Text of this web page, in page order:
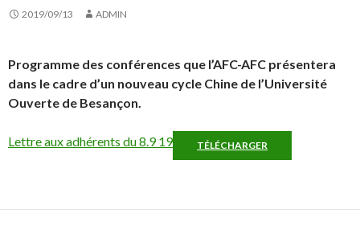
2019/09/13 ADMIN
Programme des conférences que l’AFC-AFC présentera
dans le cadre d’un nouveau cycle Chine de l’Université
Ouverte de Besançon.
Lettre aux adhérents du 8.9 19 TÉLÉCHARGER